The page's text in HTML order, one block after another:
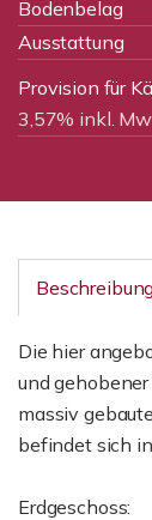
Bodenbelag
Ausstattung
Provision für
3,57% inkl.
Die hier
und
massiv
befindet sich
Erdgeschoss: